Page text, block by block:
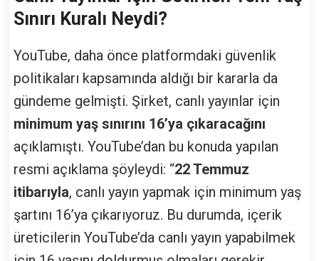
Sınırı Kuralı Neydi?
YouTube, daha önce platformdaki güvenlik
politikaları kapsamında aldığı bir kararla da
gündeme gelmişti. Şirket, canlı yayınlar için
minimum yaş sınırını 16’ya çıkaracağını
açıklamıştı. YouTube’dan bu konuda yapılan
resmi açıklama şöyleydi: “22 Temmuz
itibarıyla, canlı yayın yapmak için minimum yaş
şartını 16’ya çıkarıyoruz. Bu durumda, içerik
üreticilerin YouTube’da canlı yayın yapabilmek